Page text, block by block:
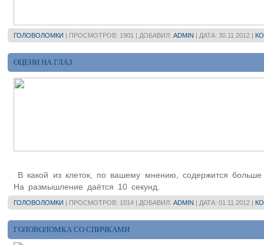
ГОЛОВОЛОМКИ | ПРОСМОТРОВ: 1901 | ДОБАВИЛ: ADMIN | ДАТА: 30.11.2012 |
ОЦЕНИ НА ГЛАЗ
В какой из клеток, по вашему мнению, содержится
На размышление даётся 10 секунд.
ГОЛОВОЛОМКИ | ПРОСМОТРОВ: 1014 | ДОБАВИЛ: ADMIN | ДАТА: 01.11.2012 |
ГОЛОВОЛОМКА СО СПИЧКАМИ